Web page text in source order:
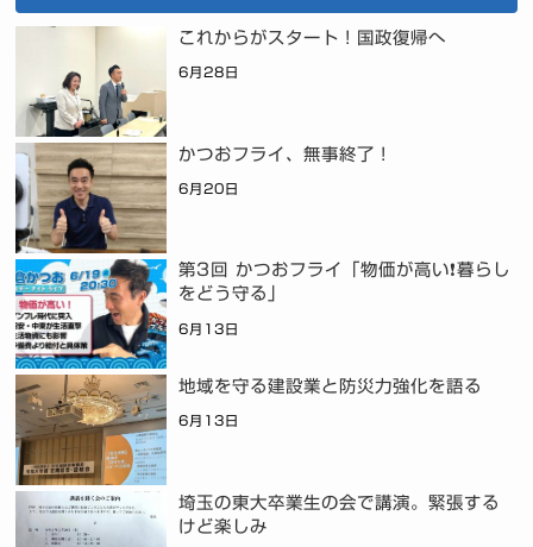
これからがスタート！国政復帰へ
6月28日
かつおフライ、無事終了！
6月20日
第3回 かつおフライ「物価が高い❗暮らし
をどう守る」
6月13日
地域を守る建設業と防災力強化を語る
6月13日
埼玉の東大卒業生の会で講演。緊張する
けど楽しみ